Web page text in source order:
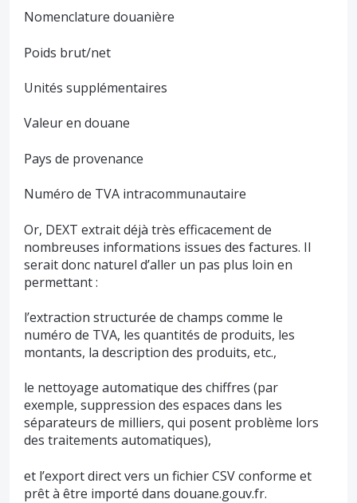
Nomenclature douanière
Poids brut/net
Unités supplémentaires
Valeur en douane
Pays de provenance
Numéro de TVA intracommunautaire
Or, DEXT extrait déjà très efficacement de
nombreuses informations issues des factures. Il
serait donc naturel d’aller un pas plus loin en
permettant :
l’extraction structurée de champs comme le
numéro de TVA, les quantités de produits, les
montants, la description des produits, etc.,
le nettoyage automatique des chiffres (par
exemple, suppression des espaces dans les
séparateurs de milliers, qui posent problème lors
des traitements automatiques),
et l’export direct vers un fichier CSV conforme et
prêt à être importé dans douane.gouv.fr.